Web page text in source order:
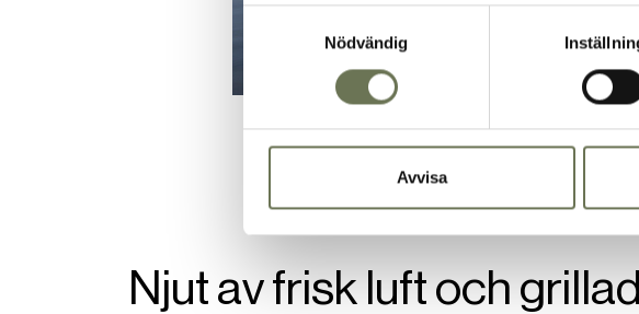
Nödvändig
Avvisa
Njut av frisk luft och